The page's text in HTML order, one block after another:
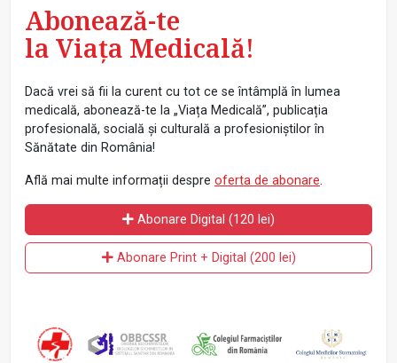
Abonează-te
la Viața Medicală!
Dacă vrei să fii la curent cu tot ce se întâmplă în lumea
medicală, abonează-te la „Viața Medicală”, publicația
profesională, socială și culturală a profesioniștilor în
Sănătate din România!
Află mai multe informații despre oferta de abonare.
Abonare Digital (120 lei)
Abonare Print + Digital (200 lei)